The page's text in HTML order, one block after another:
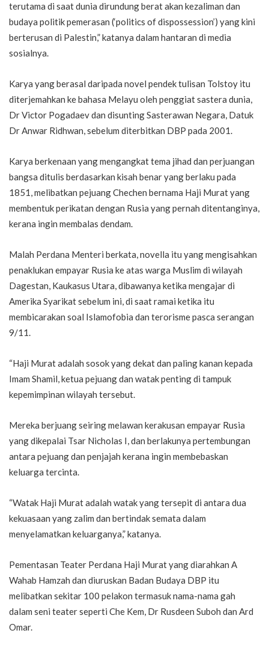
terutama di saat dunia dirundung berat akan kezaliman dan
budaya politik pemerasan (‘politics of dispossession’) yang kini
berterusan di Palestin,” katanya dalam hantaran di media
sosialnya.
Karya yang berasal daripada novel pendek tulisan Tolstoy itu
diterjemahkan ke bahasa Melayu oleh penggiat sastera dunia,
Dr Victor Pogadaev dan disunting Sasterawan Negara, Datuk
Dr Anwar Ridhwan, sebelum diterbitkan DBP pada 2001.
Karya berkenaan yang mengangkat tema jihad dan perjuangan
bangsa ditulis berdasarkan kisah benar yang berlaku pada
1851, melibatkan pejuang Chechen bernama Haji Murat yang
membentuk perikatan dengan Rusia yang pernah ditentanginya,
kerana ingin membalas dendam.
Malah Perdana Menteri berkata, novella itu yang mengisahkan
penaklukan empayar Rusia ke atas warga Muslim di wilayah
Dagestan, Kaukasus Utara, dibawanya ketika mengajar di
Amerika Syarikat sebelum ini, di saat ramai ketika itu
membicarakan soal Islamofobia dan terorisme pasca serangan
9/11.
“Haji Murat adalah sosok yang dekat dan paling kanan kepada
Imam Shamil, ketua pejuang dan watak penting di tampuk
kepemimpinan wilayah tersebut.
Mereka berjuang seiring melawan kerakusan empayar Rusia
yang dikepalai Tsar Nicholas I, dan berlakunya pertembungan
antara pejuang dan penjajah kerana ingin membebaskan
keluarga tercinta.
“Watak Haji Murat adalah watak yang tersepit di antara dua
kekuasaan yang zalim dan bertindak semata dalam
menyelamatkan keluarganya,” katanya.
Pementasan Teater Perdana Haji Murat yang diarahkan A
Wahab Hamzah dan diuruskan Badan Budaya DBP itu
melibatkan sekitar 100 pelakon termasuk nama-nama gah
dalam seni teater seperti Che Kem, Dr Rusdeen Suboh dan Ard
Omar.